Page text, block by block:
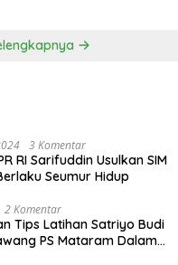
3 Komentar
RI Sarifuddin Usulkan SIM
Seumur Hidup
2 Komentar
Tips Latihan Satriyo Budi
PS Mataram Dalam